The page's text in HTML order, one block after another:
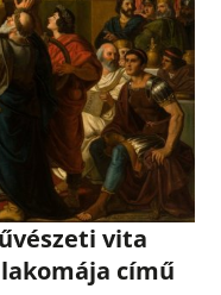
vita
című